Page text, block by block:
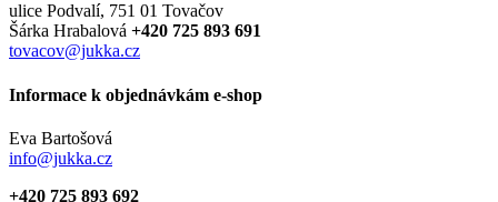
ulice Podvalí, 751 01 Tovačov
Šárka Hrabalová +420 725 893 691
tovacov@jukka.cz
Informace k objednávkám e-shop
Eva Bartošová
info@jukka.cz
+420 725 893 692